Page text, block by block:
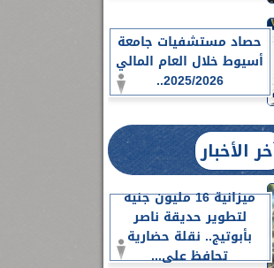
حصاد مستشفيات جامعة
أسيوط خلال العام المالي
2025/2026..
الأخبار
ميزانية 16 مليون جنيه
لتطوير حديقة ناصر
بأبوتيج.. نقلة حضارية
تحافظ على...